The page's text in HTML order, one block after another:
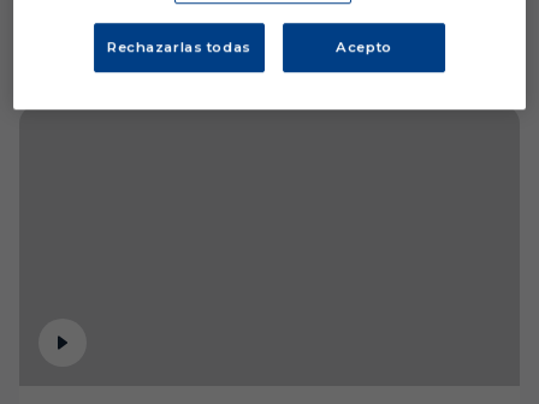
Rechazarlas todas Acepto